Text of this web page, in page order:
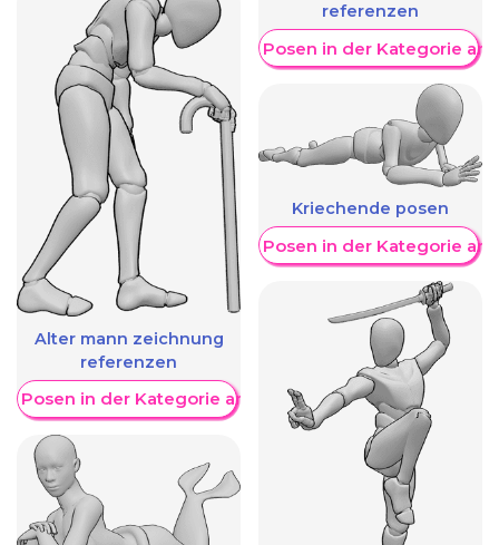
Alter mann zeichnung
referenzen
Posen in der Kategorie anzeigen
referenzen
Weitere Posen in der Kategorie
Kriechende posen
Weitere Posen in der Kategorie